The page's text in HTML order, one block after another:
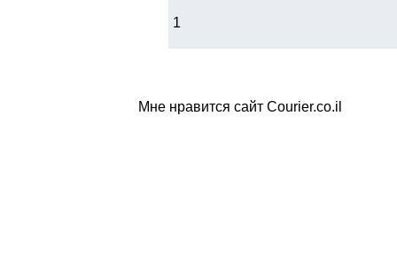
1
Мне нравится сайт Courier.co.il